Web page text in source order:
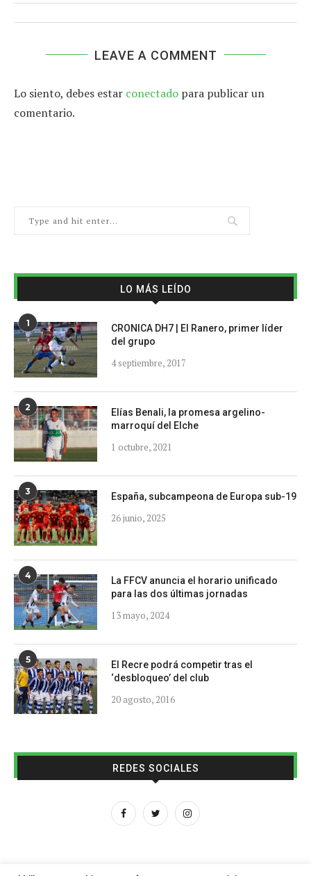
LEAVE A COMMENT
Lo siento, debes estar conectado para publicar un
comentario.
LO MÁS LEÍDO
1
CRONICA DH7 | El Ranero, primer líder
del grupo
4 septiembre, 2017
2
Elías Benali, la promesa argelino-
marroquí del Elche
1 octubre, 2021
3 España, subcampeona de Europa sub-19
26 junio, 2025
4
La FFCV anuncia el horario unificado
para las dos últimas jornadas
13 mayo, 2024
5
El Recre podrá competir tras el
‘desbloqueo’ del club
20 agosto, 2016
REDES SOCIALES